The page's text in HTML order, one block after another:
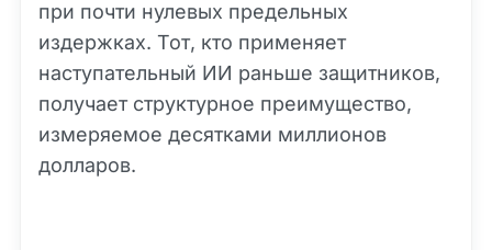
при почти нулевых предельных
издержках. Тот, кто применяет
наступательный ИИ раньше защитников,
получает структурное преимущество,
измеряемое десятками миллионов
долларов.